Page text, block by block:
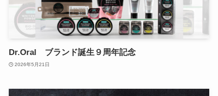
Dr.Oral ブランド誕生９周年記念
2026年5月21日